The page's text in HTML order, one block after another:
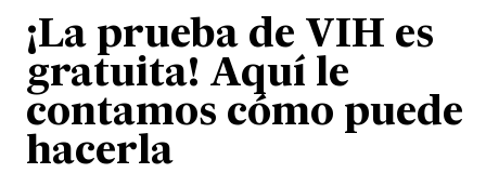
¡La prueba de VIH es
gratuita! Aquí le
contamos cómo puede
hacerla